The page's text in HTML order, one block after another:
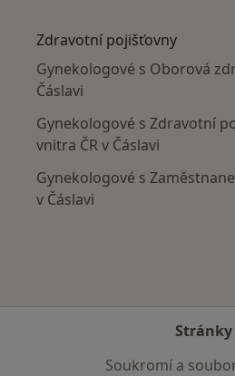
Zdravotní pojišťovny
Gynekologové s Oborová
Čáslavi
Gynekologové s Zdravotní
vnitra ČR v Čáslavi
Gynekologové s
v Čáslavi
Stránky
Soukromí a